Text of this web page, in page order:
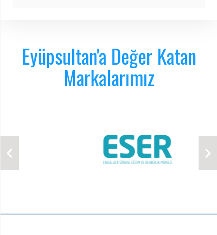
Eyüpsultan'a Değer Katan
Markalarımız